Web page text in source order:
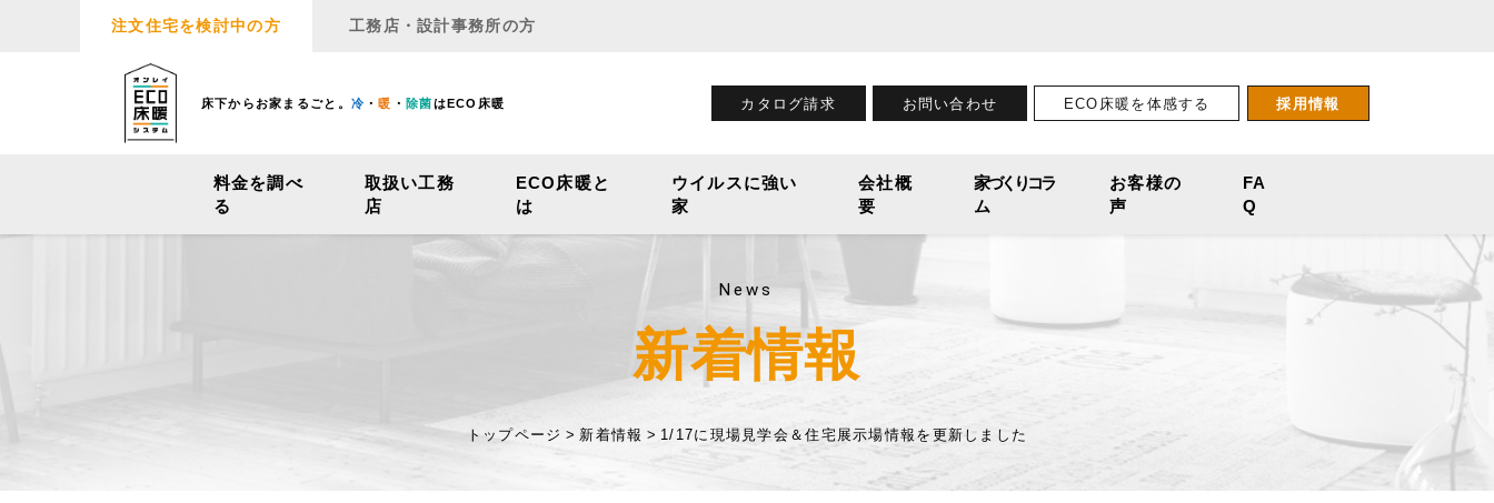
床下からお家まるごと。 冷 ・暖 ・ 除菌はECO床暖 カタログ請求 お問い合わせ ECO床暖を体感する 採用情報
注文住宅を検討中の方 工務店・設計事務所の方
料金を調べ
る
取扱い工務
店
ECO床暖と
は
ウイルスに強い
家
会社概
要
家づくりコラ
ム
お客様の
声
FA
Q
News
新着情報
トップページ 新着情報 1/17に現場見学会＆住宅展示場情報を更新しました